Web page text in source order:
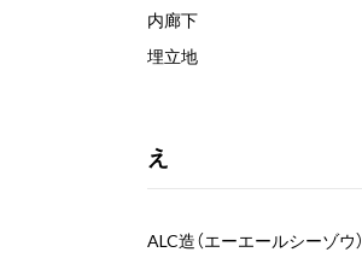
内廊下
埋立地
え
ALC造（エーエールシーゾウ）